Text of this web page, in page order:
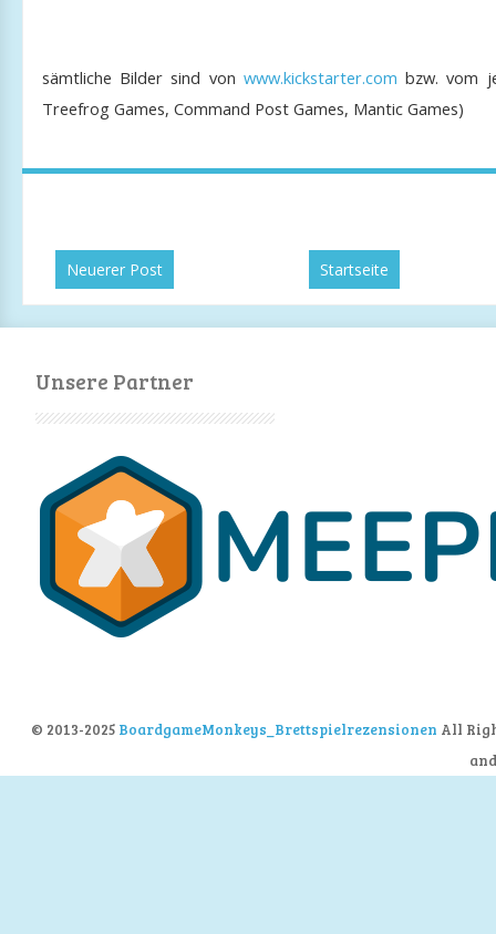
sämtliche Bilder sind von www.kickstarter.com bzw. vom
Treefrog Games, Command Post Games, Mantic Games)
Neuerer Post Startseite
Unsere Partner
© 2013-2025 BoardgameMonkeys_Brettspielrezensionen All